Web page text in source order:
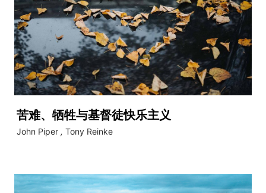
苦难、牺牲与基督徒快乐主义
John Piper , Tony Reinke